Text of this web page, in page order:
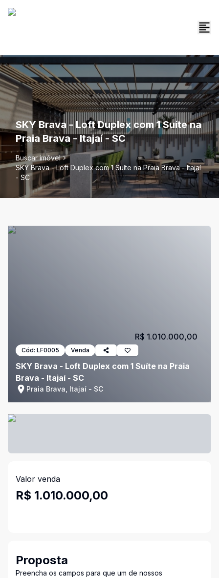
SKY Brava - Loft Duplex com 1 Suíte na
Praia Brava - Itajaí - SC
Buscar imóvel
SKY Brava - Loft Duplex com 1 Suíte na Praia Brava - Itajaí
- SC
Cód: LF0005 Venda
SKY Brava - Loft Duplex com 1 Suíte na Praia
Brava - Itajaí - SC
Praia Brava, Itajaí - SC
R$ 1.010.000,00
Valor venda
R$ 1.010.000,00
Proposta
Preencha os campos para que um de nossos